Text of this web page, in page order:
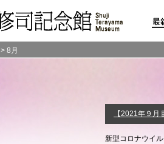
> 8月
【2021年９
新型コロナウイ